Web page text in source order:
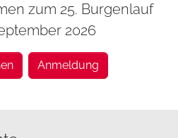
zum 25. Burgenlauf
2026
Anmeldung